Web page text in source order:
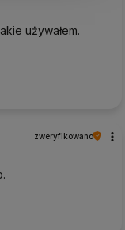
używałem.
zweryfikowano